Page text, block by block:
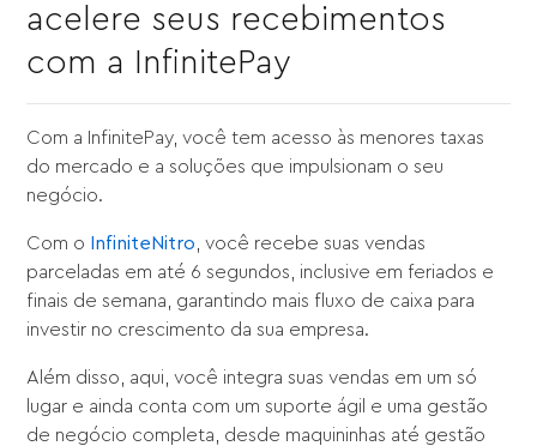
acelere seus recebimentos
com a InfinitePay
Com a InfinitePay, você tem acesso às menores taxas
do mercado e a soluções que impulsionam o seu
negócio.
Com o InfiniteNitro , você recebe suas vendas
parceladas em até 6 segundos, inclusive em feriados e
finais de semana, garantindo mais fluxo de caixa para
investir no crescimento da sua empresa.
Além disso, aqui, você integra suas vendas em um só
lugar e ainda conta com um suporte ágil e uma gestão
de negócio completa, desde maquininhas até gestão